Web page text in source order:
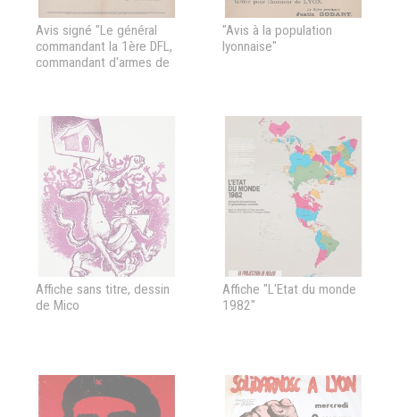
Avis signé "Le général
commandant la 1ère DFL,
commandant d'armes de
"Avis à la population
lyonnaise"
Affiche sans titre, dessin
de Mico
Affiche "L'Etat du monde
1982"